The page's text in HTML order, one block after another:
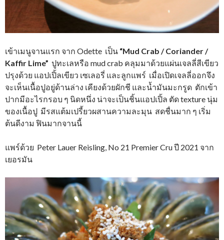
เข้าเมนูจานแรก จาก Odette เป็น “Mud Crab / Coriander /
Kaffir Lime” ปูทะเลหรือ mud crab คลุมมาด้วยแผ่นเจลลี่สีเขียว
ปรุงด้วย แอปเปิ้ลเขียว เซเลอรี่ และลูกแพร์ เมื่อเปิดเจลลี่ออกจึง
จะเห็นเนื้อปูอยู่ด้านล่าง เคียงด้วยผักชี และน้ำมันมะกรูด ตักเข้า
ปากมีอะไรกรอบ ๆ นิดหนึ่ง น่าจะเป็นชิ้นแอปเปิ้ล ตัด texture นุ่ม
ของเนื้อปู มีรสแต้มเปรี้ยวผสานความละมุน สดชื่นมาก ๆ เริ่ม
ต้นดีงาม ฟินมากจานนี้
แพร์ด้วย Peter Lauer Reisling, No 21 Premier Cru ปี 2021 จาก
เยอรมัน